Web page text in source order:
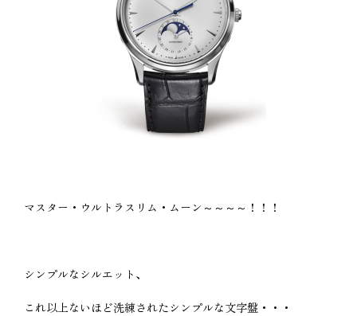
マスター・ウルトラスリム・ムーン～～～～！！！
シンプルなシルエット、
これ以上ないほど洗練されたシンプルな文字盤・・・